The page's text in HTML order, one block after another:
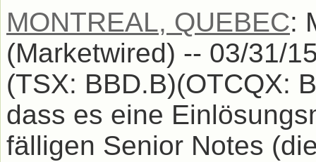
MONTREAL, QUEBEC:
(Marketwired) -- 03/31/
(TSX: BBD.B)(OTCQX:
dass es eine
fälligen Senior Notes